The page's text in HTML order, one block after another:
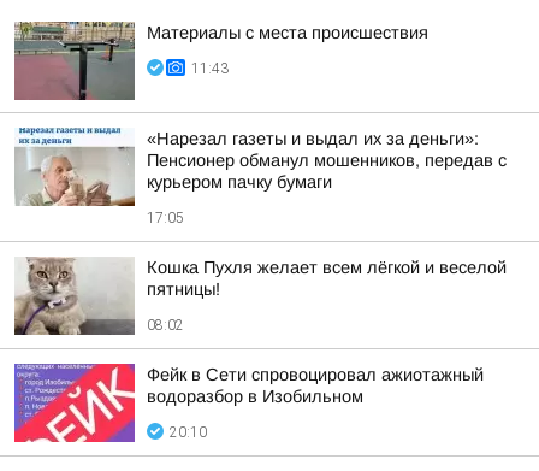
Материалы с места происшествия
11:43
«Нарезал газеты и выдал их за деньги»:
Пенсионер обманул мошенников, передав с
курьером пачку бумаги
17:05
Кошка Пухля желает всем лёгкой и веселой
пятницы!
08:02
Фейк в Сети спровоцировал ажиотажный
водоразбор в Изобильном
20:10